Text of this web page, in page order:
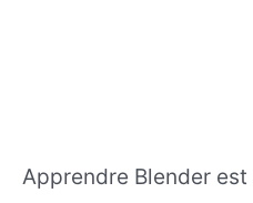
Apprendre Blender est